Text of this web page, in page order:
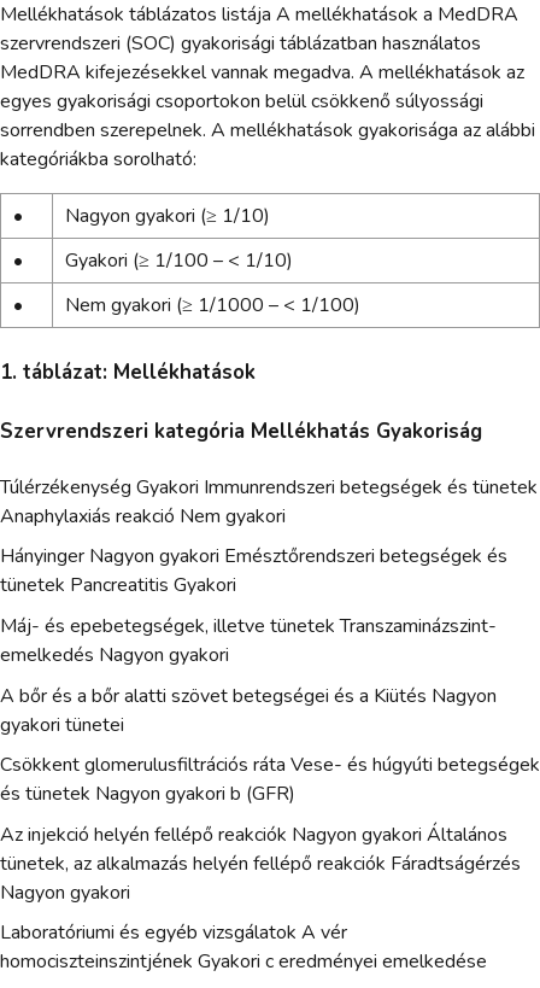
Mellékhatások táblázatos listája A mellékhatások a MedDRA
szervrendszeri (SOC) gyakorisági táblázatban használatos
MedDRA kifejezésekkel vannak megadva. A mellékhatások az
egyes gyakorisági csoportokon belül csökkenő súlyossági
sorrendben szerepelnek. A mellékhatások gyakorisága az alábbi
kategóriákba sorolható:
•
Nagyon gyakori (≥ 1/10)
•
Gyakori (≥ 1/100 – < 1/10)
•
Nem gyakori (≥ 1/1000 – < 1/100)
1. táblázat: Mellékhatások
Szervrendszeri kategória Mellékhatás Gyakoriság
Túlérzékenység Gyakori Immunrendszeri betegségek és tünetek
Anaphylaxiás reakció Nem gyakori
Hányinger Nagyon gyakori Emésztőrendszeri betegségek és
tünetek Pancreatitis Gyakori
Máj- és epebetegségek, illetve tünetek Transzaminázszint-
emelkedés Nagyon gyakori
A bőr és a bőr alatti szövet betegségei és a Kiütés Nagyon
gyakori tünetei
Csökkent glomerulusfiltrációs ráta Vese- és húgyúti betegségek
és tünetek Nagyon gyakori b (GFR)
Az injekció helyén fellépő reakciók Nagyon gyakori Általános
tünetek, az alkalmazás helyén fellépő reakciók Fáradtságérzés
Nagyon gyakori
Laboratóriumi és egyéb vizsgálatok A vér
homociszteinszintjének Gyakori c eredményei emelkedése